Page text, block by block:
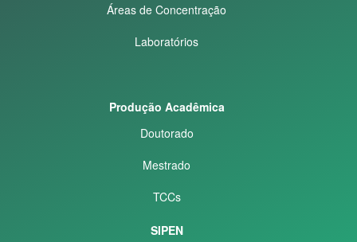
Áreas de Concentração
Laboratórios
Produção Acadêmica
Doutorado
Mestrado
TCCs
SIPEN